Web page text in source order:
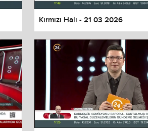
Kırmızı Halı - 21 03 2026